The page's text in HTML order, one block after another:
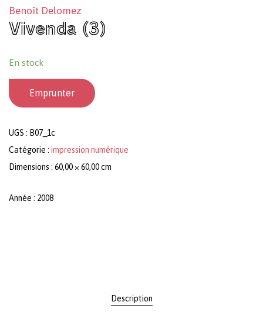
Benoît Delomez
Vivenda (3)
En stock
Emprunter
UGS : B07_1c
Catégorie : impression numérique
Dimensions : 60,00 × 60,00 cm
Année : 2008
Description